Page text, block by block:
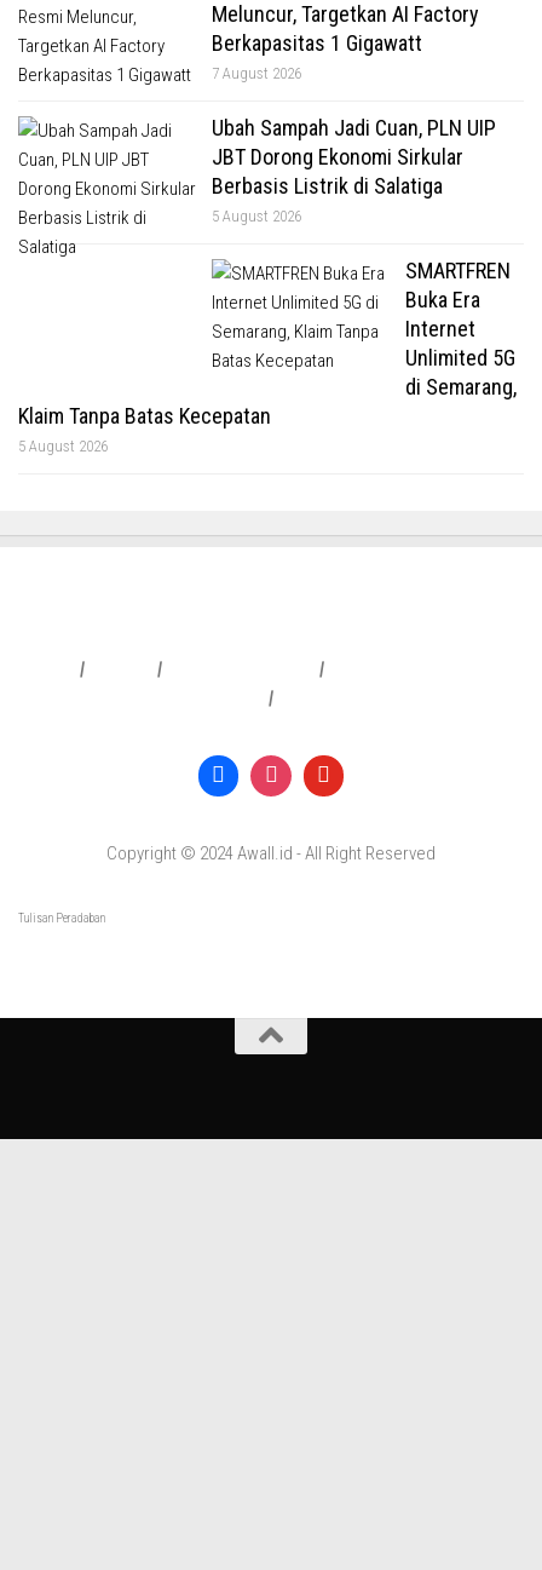
Meluncur, Targetkan AI Factory
Berkapasitas 1 Gigawatt
7 August 2026
Ubah Sampah Jadi Cuan, PLN UIP
JBT Dorong Ekonomi Sirkular
Berbasis Listrik di Salatiga
5 August 2026
SMARTFREN
Buka Era
Internet
Unlimited 5G
di Semarang,
Klaim Tanpa Batas Kecepatan
5 August 2026
| | |
|
Copyright © 2024 Awall.id - All Right Reserved
Tulisan Peradaban